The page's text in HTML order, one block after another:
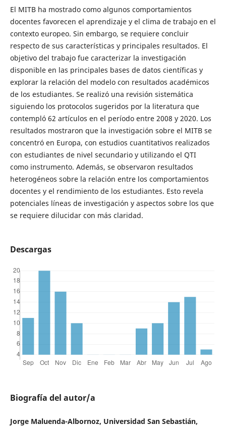
El MITB ha mostrado como algunos comportamientos
docentes favorecen el aprendizaje y el clima de trabajo en el
contexto europeo. Sin embargo, se requiere concluir
respecto de sus características y principales resultados. El
objetivo del trabajo fue caracterizar la investigación
disponible en las principales bases de datos científicas y
explorar la relación del modelo con resultados académicos
de los estudiantes. Se realizó una revisión sistemática
siguiendo los protocolos sugeridos por la literatura que
contempló 62 artículos en el período entre 2008 y 2020. Los
resultados mostraron que la investigación sobre el MITB se
concentró en Europa, con estudios cuantitativos realizados
con estudiantes de nivel secundario y utilizando el QTI
como instrumento. Además, se observaron resultados
heterogéneos sobre la relación entre los comportamientos
docentes y el rendimiento de los estudiantes. Esto revela
potenciales líneas de investigación y aspectos sobre los que
se requiere dilucidar con más claridad.
Descargas
Biografía del autor/a
Jorge Maluenda-Albornoz, Universidad San Sebastián,